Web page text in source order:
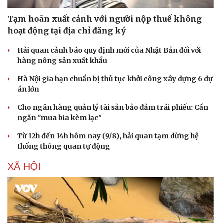
Tạm hoãn xuất cảnh với người nộp thuế không
hoạt động tại địa chỉ đăng ký
Hải quan cảnh báo quy định mới của Nhật Bản đối với
hàng nông sản xuất khẩu
Hà Nội gia hạn chuẩn bị thủ tục khởi công xây dựng 6 dự
án lớn
Cho ngân hàng quản lý tài sản bảo đảm trái phiếu: Cần
ngăn "mua bia kèm lạc"
Từ 12h đến 14h hôm nay (9/8), hải quan tạm dừng hệ
thống thông quan tự động
XÃ HỘI